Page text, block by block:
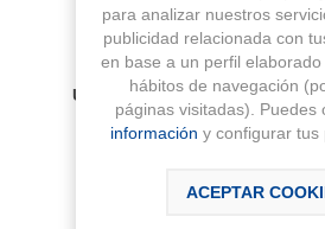
AÑADIR AL
Disponibilidad:
Últimas unidades disponibles,
aproximado 2-3
para analizar nuestros
publicidad relacionada con
en base a un perfil
hábitos de navegación
páginas visitadas). Puedes
información y configurar tus
ACEPTAR